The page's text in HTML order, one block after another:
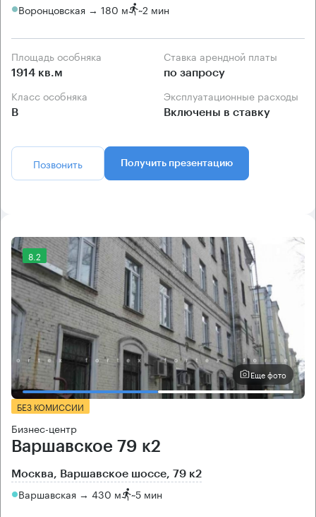
Воронцовская → 180 м ~2 мин
Площадь особняка
1914 кв.м
Ставка арендной платы
по запросу
Класс особняка
B
Эксплуатационные расходы
Включены в ставку
Позвонить Получить презентацию
8.2
Еще фото
БЕЗ КОМИССИИ
Бизнес-центр
Варшавское 79 к2
Москва, Варшавское шоссе, 79 к2
Варшавская → 430 м ~5 мин